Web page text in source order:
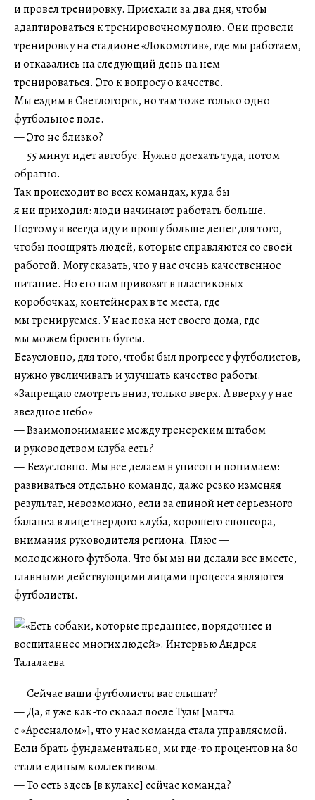
и провел тренировку. Приехали за два дня, чтобы
адаптироваться к тренировочному полю. Они провели
тренировку на стадионе «Локомотив», где мы работаем,
и отказались на следующий день на нем
тренироваться. Это к вопросу о качестве.
Мы ездим в Светлогорск, но там тоже только одно
футбольное поле.
— Это не близко?
— 55 минут идет автобус. Нужно доехать туда, потом
обратно.
Так происходит во всех командах, куда бы
я ни приходил: люди начинают работать больше.
Поэтому я всегда иду и прошу больше денег для того,
чтобы поощрять людей, которые справляются со своей
работой. Могу сказать, что у нас очень качественное
питание. Но его нам привозят в пластиковых
коробочках, контейнерах в те места, где
мы тренируемся. У нас пока нет своего дома, где
мы можем бросить бутсы.
Безусловно, для того, чтобы был прогресс у футболистов,
нужно увеличивать и улучшать качество работы.
«Запрещаю смотреть вниз, только вверх. А вверху у нас
звездное небо»
— Взаимопонимание между тренерским штабом
и руководством клуба есть?
— Безусловно. Мы все делаем в унисон и понимаем:
развиваться отдельно команде, даже резко изменяя
результат, невозможно, если за спиной нет серьезного
баланса в лице твердого клуба, хорошего спонсора,
внимания руководителя региона. Плюс —
молодежного футбола. Что бы мы ни делали все вместе,
главными действующими лицами процесса являются
футболисты.
— Сейчас ваши футболисты вас слышат?
— Да, я уже как-то сказал после Тулы [матча
с «Арсеналом»], что у нас команда стала управляемой.
Если брать фундаментально, мы где-то процентов на 80
стали единым коллективом.
— То есть здесь [в кулаке] сейчас команда?